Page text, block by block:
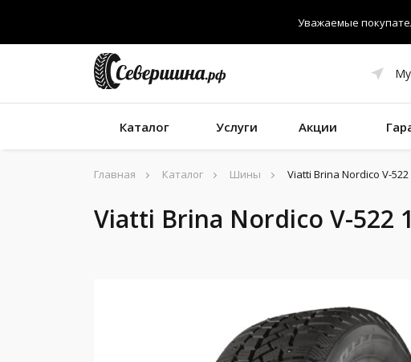
Уважаемые
Каталог Услуги Акции
Главная Каталог Шины Viatti Brina Nordico V-
Viatti Brina Nordico V-522